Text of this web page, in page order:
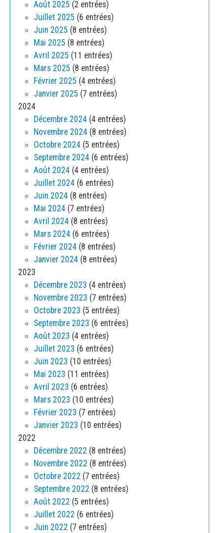
Août 2025 (2 entrées)
Juillet 2025 (6 entrées)
Juin 2025 (8 entrées)
Mai 2025 (8 entrées)
Avril 2025 (11 entrées)
Mars 2025 (8 entrées)
Février 2025 (4 entrées)
Janvier 2025 (7 entrées)
2024
Décembre 2024 (4 entrées)
Novembre 2024 (8 entrées)
Octobre 2024 (5 entrées)
Septembre 2024 (6 entrées)
Août 2024 (4 entrées)
Juillet 2024 (6 entrées)
Juin 2024 (8 entrées)
Mai 2024 (7 entrées)
Avril 2024 (8 entrées)
Mars 2024 (6 entrées)
Février 2024 (8 entrées)
Janvier 2024 (8 entrées)
2023
Décembre 2023 (4 entrées)
Novembre 2023 (7 entrées)
Octobre 2023 (5 entrées)
Septembre 2023 (6 entrées)
Août 2023 (4 entrées)
Juillet 2023 (6 entrées)
Juin 2023 (10 entrées)
Mai 2023 (11 entrées)
Avril 2023 (6 entrées)
Mars 2023 (10 entrées)
Février 2023 (7 entrées)
Janvier 2023 (10 entrées)
2022
Décembre 2022 (8 entrées)
Novembre 2022 (8 entrées)
Octobre 2022 (7 entrées)
Septembre 2022 (8 entrées)
Août 2022 (5 entrées)
Juillet 2022 (6 entrées)
Juin 2022 (7 entrées)